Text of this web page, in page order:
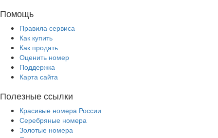
Помощь
Правила сервиса
Как купить
Как продать
Оценить номер
Поддержка
Карта сайта
Полезные ссылки
Красивые номера России
Серебряные номера
Золотые номера